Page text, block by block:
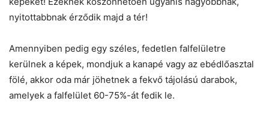
nyitottabbnak érződik majd a tér!
Amennyiben pedig egy széles, fedetlen falfelületre
kerülnek a képek, mondjuk a kanapé vagy az ebédlőasztal
fölé, akkor oda már jöhetnek a fekvő tájolású darabok,
amelyek a falfelület 60-75%-át fedik le.